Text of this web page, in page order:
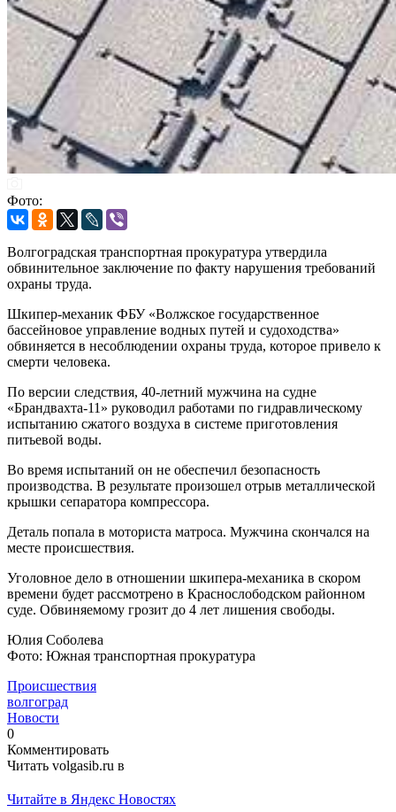
Фото:
Волгоградская транспортная прокуратура утвердила
обвинительное заключение по факту нарушения требований
охраны труда.
Шкипер-механик ФБУ «Волжское государственное
бассейновое управление водных путей и судоходства»
обвиняется в несоблюдении охраны труда, которое привело к
смерти человека.
По версии следствия, 40-летний мужчина на судне
«Брандвахта-11» руководил работами по гидравлическому
испытанию сжатого воздуха в системе приготовления
питьевой воды.
Во время испытаний он не обеспечил безопасность
производства. В результате произошел отрыв металлической
крышки сепаратора компрессора.
Деталь попала в моториста матроса. Мужчина скончался на
месте происшествия.
Уголовное дело в отношении шкипера-механика в скором
времени будет рассмотрено в Краснослободском районном
суде. Обвиняемому грозит до 4 лет лишения свободы.
Юлия Соболева
Фото: Южная транспортная прокуратура
Происшествия
волгоград
Новости
0
Комментировать
Читать volgasib.ru в
Читайте в Яндекс Новостях